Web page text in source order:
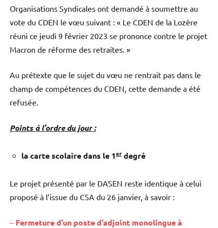
Organisations Syndicales ont demandé à soumettre au
vote du CDEN le vœu suivant : « Le CDEN de la Lozère
réuni ce jeudi 9 février 2023 se prononce contre le projet
Macron de réforme des retraites. »
Au prétexte que le sujet du vœu ne rentrait pas dans le
champ de compétences du CDEN, cette demande a été
refusée.
Points à l’ordre du jour :
la carte scolaire dans le 1er degré
Le projet présenté par le DASEN reste identique à celui
proposé à l’issue du CSA du 26 janvier, à savoir :
– Fermeture d’un poste d’adjoint monolingue à